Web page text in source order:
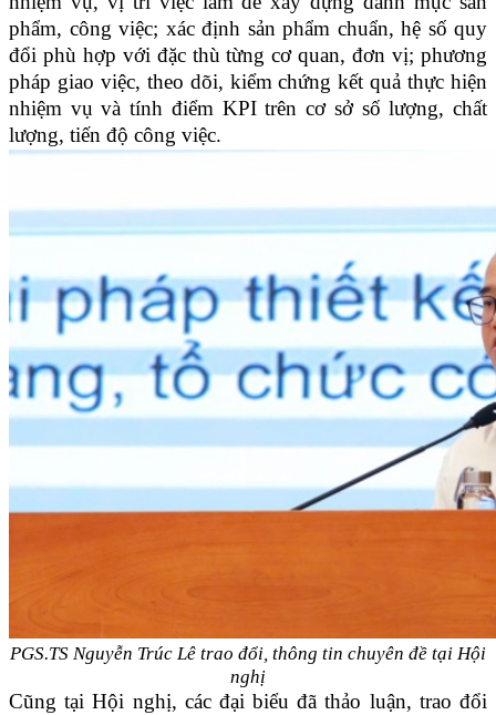
phẩm, công việc; xác định sản phẩm chuẩn, hệ số quy
đổi phù hợp với đặc thù từng cơ quan, đơn vị; phương
pháp giao việc, theo dõi, kiểm chứng kết quả thực hiện
nhiệm vụ và tính điểm KPI trên cơ sở số lượng, chất
lượng, tiến độ công việc.
PGS.TS Nguyễn Trúc Lê trao đổi, thông tin chuyên đề tại Hội
nghị
Cũng tại Hội nghị, các đại biểu đã thảo luận, trao đổi